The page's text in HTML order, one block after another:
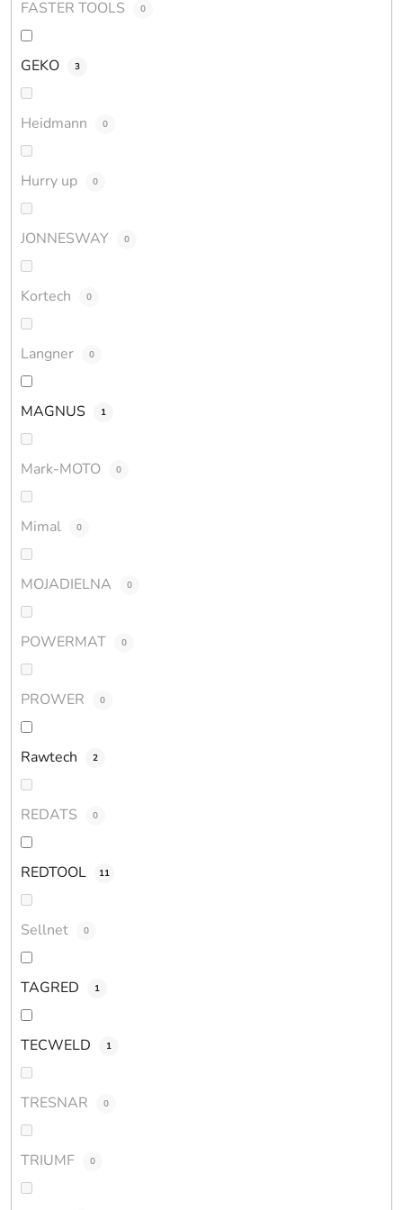
FASTER TOOLS 0
GEKO 3
Heidmann 0
Hurry up 0
JONNESWAY 0
Kortech 0
Langner 0
MAGNUS 1
Mark-MOTO 0
Mimal 0
MOJADIELNA 0
POWERMAT 0
PROWER 0
Rawtech 2
REDATS 0
REDTOOL 11
Sellnet 0
TAGRED 1
TECWELD 1
TRESNAR 0
TRIUMF 0